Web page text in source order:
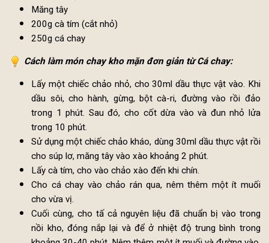
15g đường
450ml cốt dừa
Muối
Măng tây
200g cà tím (cắt nhỏ)
250g cá chay
Cách làm món chay kho mặn đơn giản từ Cá chay:
Lấy một chiếc chảo nhỏ, cho 30ml dầu thực vật vào.
dầu sôi, cho hành, gừng, bột cà-ri, đường vào rồi
trong 1 phút. Sau đó, cho cốt dừa vào và đun nhỏ
trong 10 phút.
Sử dụng một chiếc chảo kháo, dùng 30ml dầu thực vật
cho súp lơ, măng tây vào xào khoảng 2 phút.
Lấy cà tím, cho vào chảo xào đến khi chín.